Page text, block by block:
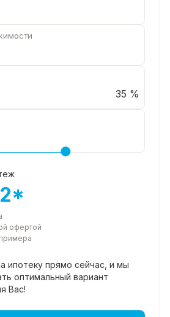
35 %
офертой
ипотеку прямо сейчас, и мы
оптимальный вариант
Вас!